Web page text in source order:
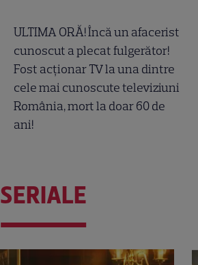
ULTIMA ORĂ! Încă un afacerist
cunoscut a plecat fulgerător!
Fost acționar TV la una dintre
cele mai cunoscute televiziuni
România, mort la doar 60 de
ani!
SERIALE